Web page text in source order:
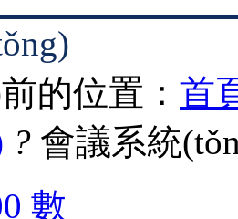
的位置： 首
? 會議系統